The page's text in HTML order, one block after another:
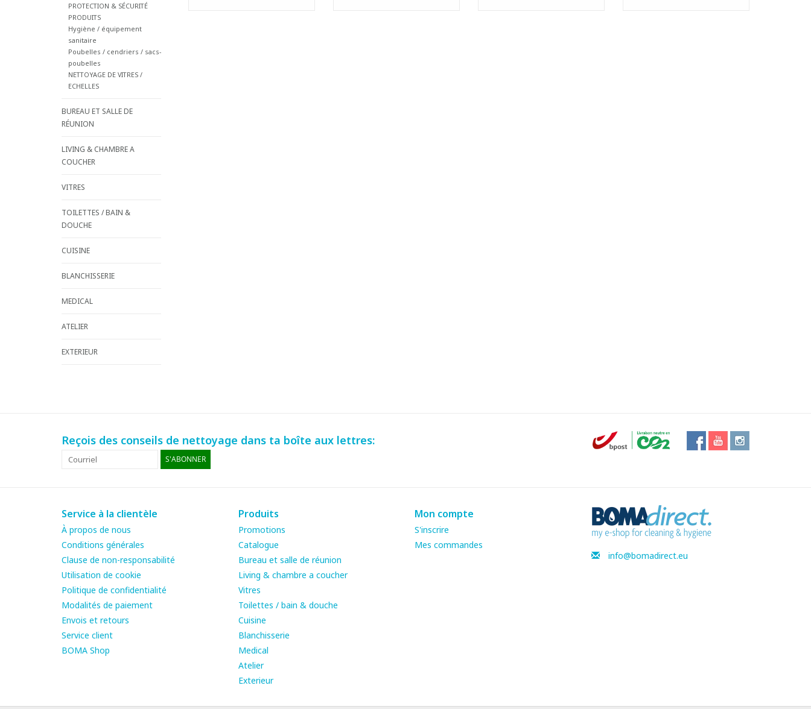
PROTECTION & SÉCURITÉ
PRODUITS
Hygiène / équipement
sanitaire
Poubelles / cendriers / sacs-
poubelles
NETTOYAGE DE VITRES /
ECHELLES
BUREAU ET SALLE DE
RÉUNION
LIVING & CHAMBRE A
COUCHER
VITRES
TOILETTES / BAIN &
DOUCHE
CUISINE
BLANCHISSERIE
MEDICAL
ATELIER
EXTERIEUR
Reçois des conseils de nettoyage dans ta boîte aux lettres:
S'ABONNER
Service à la clientèle
À propos de nous
Conditions générales
Clause de non-responsabilité
Utilisation de cookie
Politique de confidentialité
Modalités de paiement
Envois et retours
Service client
BOMA Shop
Produits
Promotions
Catalogue
Bureau et salle de réunion
Living & chambre a coucher
Vitres
Toilettes / bain & douche
Cuisine
Blanchisserie
Medical
Atelier
Exterieur
Mon compte
S'inscrire
Mes commandes
info@bomadirect.eu